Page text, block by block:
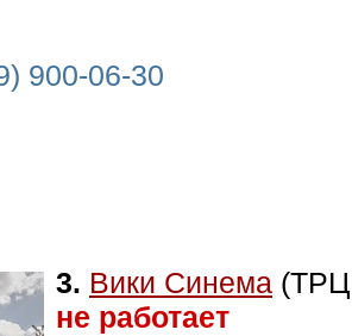
900-06-30
3. Вики Синема
не работает